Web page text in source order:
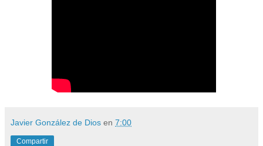
Javier González de Dios en 7:00
Compartir